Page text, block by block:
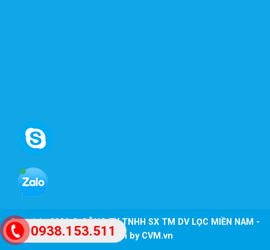
0938.153.511
Copyright 2026 ©CÔNG TY TNHH SX TM DV LỌC MIỀN NAM -
Design by CVM.vn